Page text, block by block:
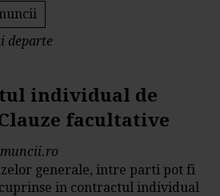
departe
individual de
facultative
generale, intre parti pot fi
in contractul individual